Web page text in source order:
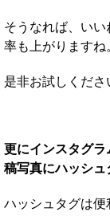
そうなれば、い
率も上がりますね
是非お試しくださ
更にインスタグ
稿写真にハッシュ
ハッシュタグは便